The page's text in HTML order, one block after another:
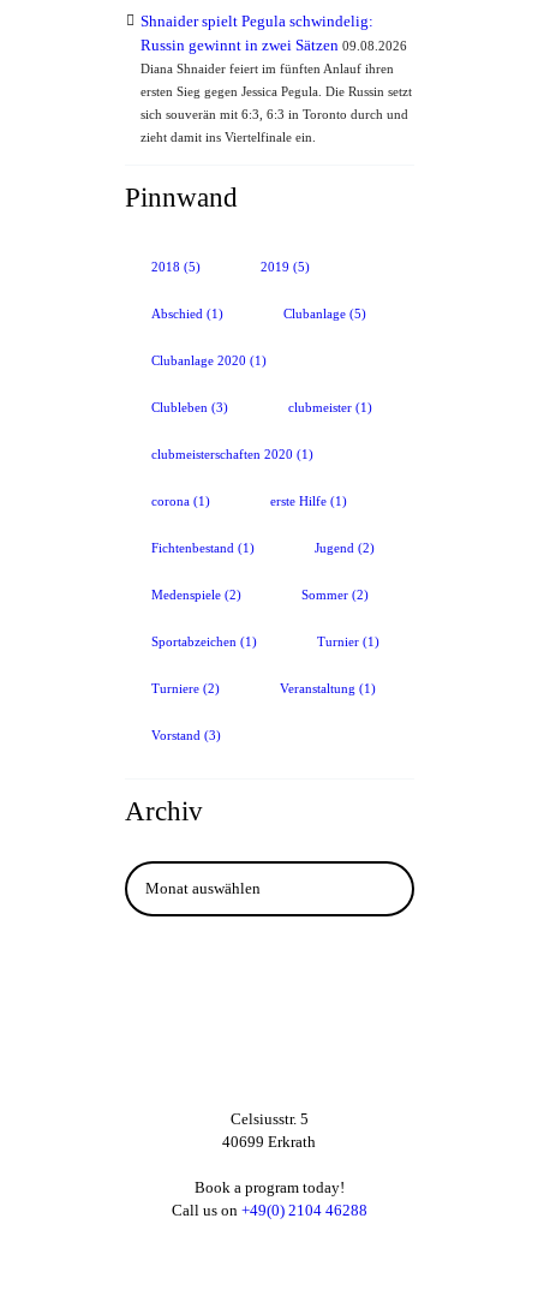
Shnaider spielt Pegula schwindelig:
Russin gewinnt in zwei Sätzen 09.08.2026
Diana Shnaider feiert im fünften Anlauf ihren
ersten Sieg gegen Jessica Pegula. Die Russin setzt
sich souverän mit 6:3, 6:3 in Toronto durch und
zieht damit ins Viertelfinale ein.
Pinnwand
2018 (5) 2019 (5)
Abschied (1) Clubanlage(5)
Clubanlage 2020 (1)
Clubleben (3) clubmeister(1)
clubmeisterschaften 2020 (1)
corona(1) erste Hilfe(1)
Fichtenbestand (1) Jugend (2)
Medenspiele(2) Sommer(2)
Sportabzeichen (1) Turnier(1)
Turniere(2) Veranstaltung (1)
Vorstand (3)
Archiv
Archiv
Celsiusstr. 5
40699 Erkrath
Book a program today!
Call us on +49(0) 2104 46288